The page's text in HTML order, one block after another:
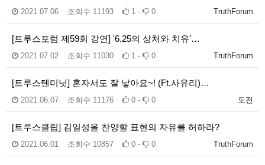
TruthForum
2021.07.06 조회수 11193 1 - 0
[트루스포럼 제59회 강연] '6.25의 상처와 치유'…
TruthForum
2021.07.02 조회수 11030 1 - 0
[트루스텐미닛] 혼자서도 잘 낳아요~! (Ft.사유리)…
도전
2021.06.07 조회수 11176 0 - 0
[트루스클립] 김일성을 찬양할 표현의 자유를 허하라?
TruthForum
2021.06.01 조회수 10857 0 - 0